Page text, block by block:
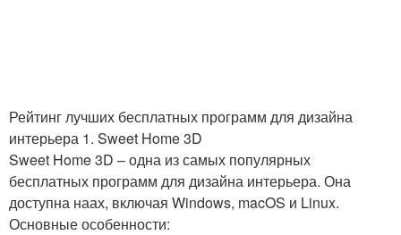
Рейтинг лучших бесплатных программ для дизайна
интерьера 1. Sweet Home 3D
Sweet Home 3D – одна из самых популярных
бесплатных программ для дизайна интерьера. Она
доступна наах, включая Windows, macOS и Linux.
Основные особенности: